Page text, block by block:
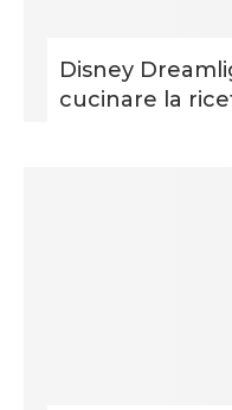
Disney
cucinare la